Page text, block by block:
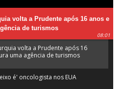
volta a Prudente após 16 anos e
de turismos
08:01
volta a Prudente após 16
uma agência de turismos
é' oncologista nos EUA